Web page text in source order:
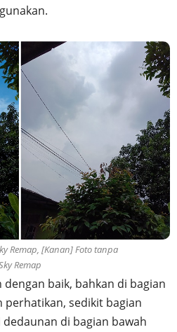
Remap, [Kanan] Foto tanpa
Remap
baik, bahkan di bagian
perhatikan, sedikit bagian
di bagian bawah